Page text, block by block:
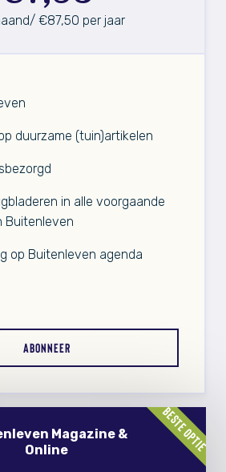
€87,50 per jaar
duurzame (tuin)artikelen
in alle voorgaande
Buitenleven
op Buitenleven agenda
ABONNEER
Magazine &
Online
BESTE OPTIE